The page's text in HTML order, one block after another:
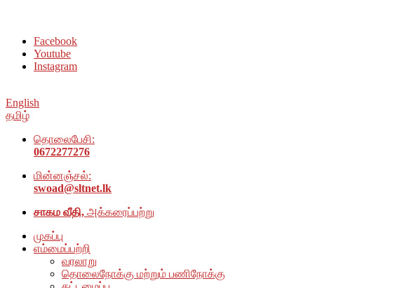
Facebook
Youtube
Instagram
English
தமிழ்
தொலைபேசி:
0672277276
மின்னஞ்சல்:
swoad@sltnet.lk
சாகம வீதி, அக்கரைப்பற்று
முகப்பு
எம்மைப்பற்றி
வரலாறு
தொலைநோக்கு மற்றும் பணிநோக்கு